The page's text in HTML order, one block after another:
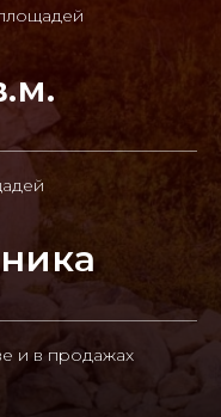
и в продажах